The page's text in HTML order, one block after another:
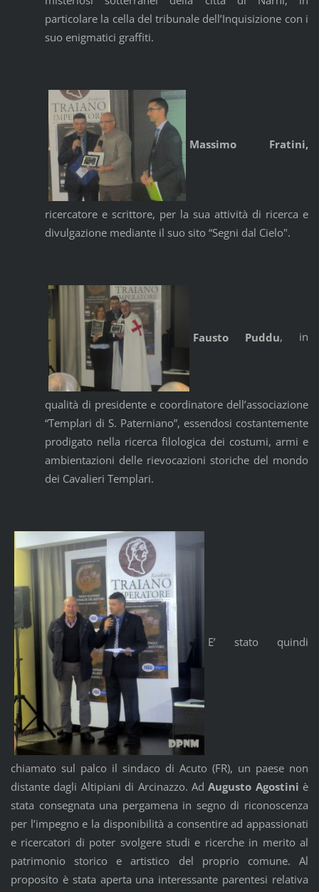
particolare la cella del tribunale dell’Inquisizione con i
suo enigmatici graffiti.
Massimo Fratini,
ricercatore e scrittore, per la sua attività di ricerca e
divulgazione mediante il suo sito “Segni dal Cielo".
Fausto Puddu, in
qualità di presidente e coordinatore dell’associazione
“Templari di S. Paterniano”, essendosi costantemente
prodigato nella ricerca filologica dei costumi, armi e
ambientazioni delle rievocazioni storiche del mondo
dei Cavalieri Templari.
E’ stato quindi
chiamato sul palco il sindaco di Acuto (FR), un paese non
distante dagli Altipiani di Arcinazzo. AdAugusto Agostini è
stata consegnata una pergamena in segno di riconoscenza
per l’impegno e la disponibilità a consentire ad appassionati
e ricercatori di poter svolgere studi e ricerche in merito al
patrimonio storico e artistico del proprio comune. Al
proposito è stata aperta una interessante parentesi relativa